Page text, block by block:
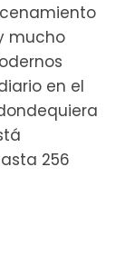
mucho
en el
256